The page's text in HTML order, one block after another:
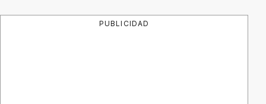
PUBLICIDAD